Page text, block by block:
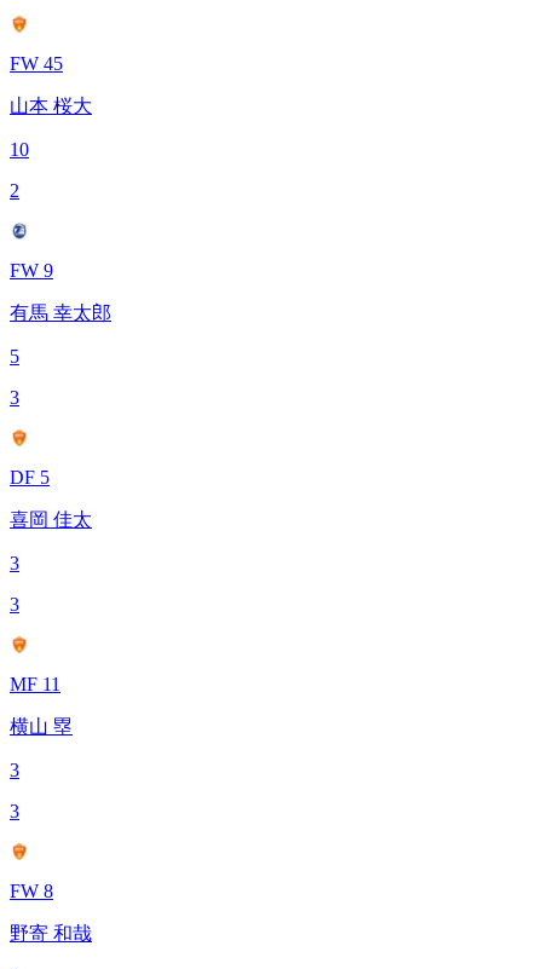
FW 45
山本 桜大
10
2
FW 9
有馬 幸太郎
5
3
DF 5
喜岡 佳太
3
3
MF 11
横山 塁
3
3
FW 8
野寄 和哉